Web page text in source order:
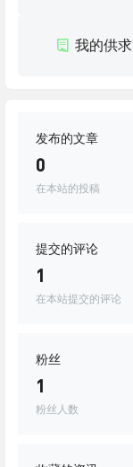
我的供求
发布的文章
0
在本站的投稿
提交的评论
1
在本站提交的评论
粉丝
1
粉丝人数